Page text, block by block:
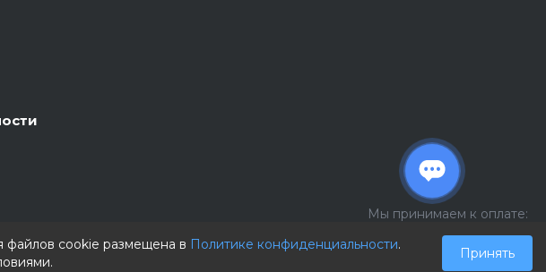
Мы принимаем к оплате:
файлов cookie размещена в Политике конфиденциальности.
Принять